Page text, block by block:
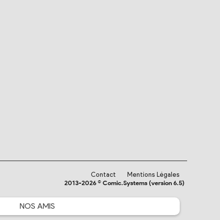
Contact
Mentions Légales
2013-2026 © Comic.Systems (version 6.5)
NOS AMIS